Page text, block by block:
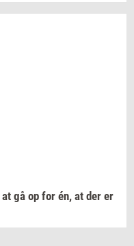
at gå op for én, at der er